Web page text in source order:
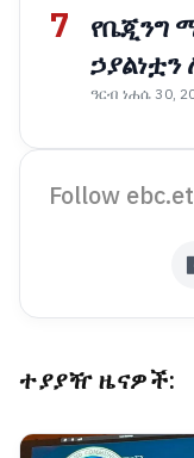
7
የቤጂንግ
ዓርብ ነሐሴ 30,
Follow ebc.et
ተያያዥ ዜናዎች: